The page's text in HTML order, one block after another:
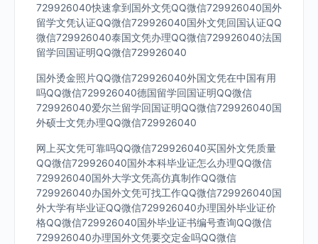
729926040快速拿到国外文凭QQ微信729926040国外
留学文凭认证QQ微信729926040国外文凭回国认证QQ
微信729926040泰国文凭办理QQ微信729926040法国
留学回国证明QQ微信729926040
国外烫金照片QQ微信729926040外国文凭在中国有用
吗QQ微信729926040德国留学回国证明QQ微信
729926040爱尔兰留学回国证明QQ微信729926040国
外硕士文凭办理QQ微信729926040
网上买文凭可靠吗QQ微信729926040买国外文凭质量
QQ微信729926040国外本科毕业证怎么办理QQ微信
729926040国外大学文凭高仿真制作QQ微信
729926040办国外文凭可找工作QQ微信729926040国
外大学有毕业证QQ微信729926040办理国外毕业证价
格QQ微信729926040国外毕业证书编号查询QQ微信
729926040办理国外文凭要交定金吗QQ微信